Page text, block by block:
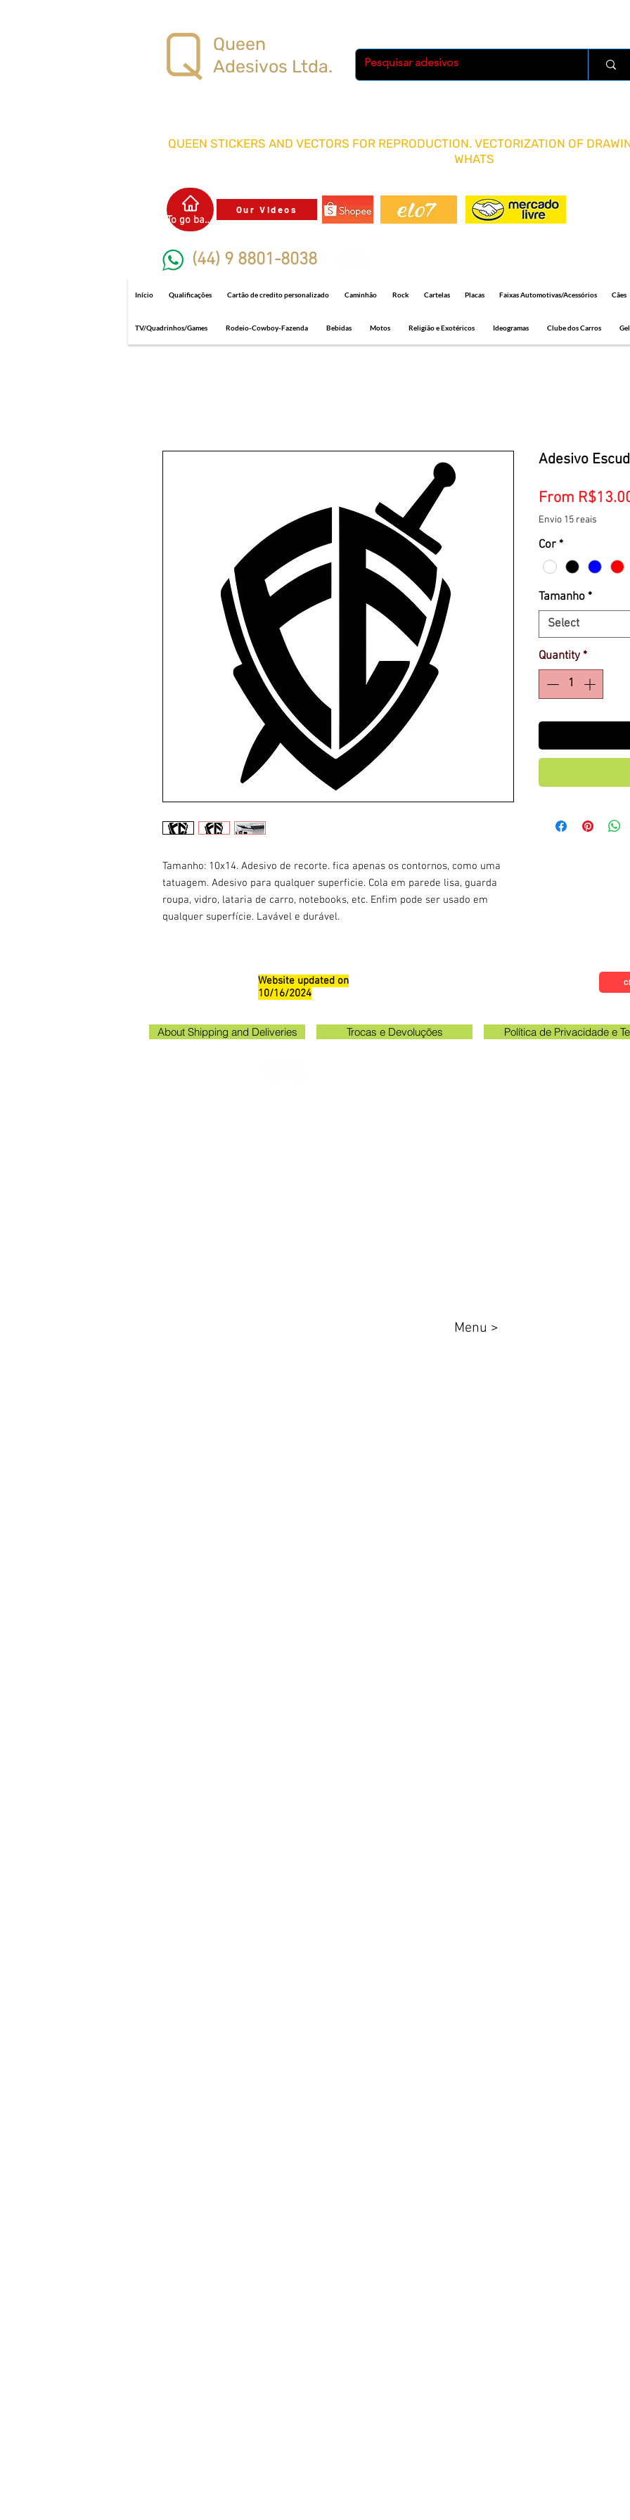
Queen
Adesivos Ltda.
QUEEN STICKERS AND VECTORS FOR REPRODUCTION. VECTORIZATION OF
WHATS
To go back
Our Videos
(44) 9 8801-8038
Início Qualificações Cartão de credito personalizado Caminhão Rock Cartelas Placas Faixas Automotivas/Acessórios Cães
TV/Quadrinhos/Games Rodeio-Cowboy-Fazenda Bebidas Motos Religião e Exotéricos Ideogramas Clube dos Carros
Tamanho: 10x14. Adesivo de recorte. fica apenas os contornos, como uma
tatuagem. Adesivo para qualquer superficie. Cola em parede lisa, guarda
roupa, vidro, lataria de carro, notebooks, etc. Enfim pode ser usado em
qualquer superfície. Lavável e durável.
Adesivo
From
Envio 15 reais
Cor *
Tamanho *
Select
Quantity *
Website updated on
10/16/2024
About Shipping and Deliveries Trocas e Devoluções Política de Privacidade e
Menu >